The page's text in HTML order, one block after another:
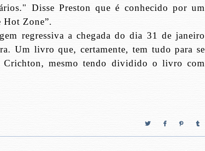
Disse Preston que é conhecido por um
Hot Zone”.
regressiva a chegada do dia 31 de janeiro
Um livro que, certamente, tem tudo para se
Crichton, mesmo tendo dividido o livro com